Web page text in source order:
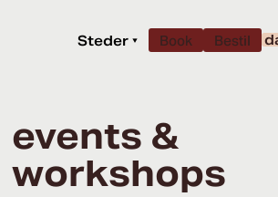
Steder▾ Book Bestil
events &
workshops